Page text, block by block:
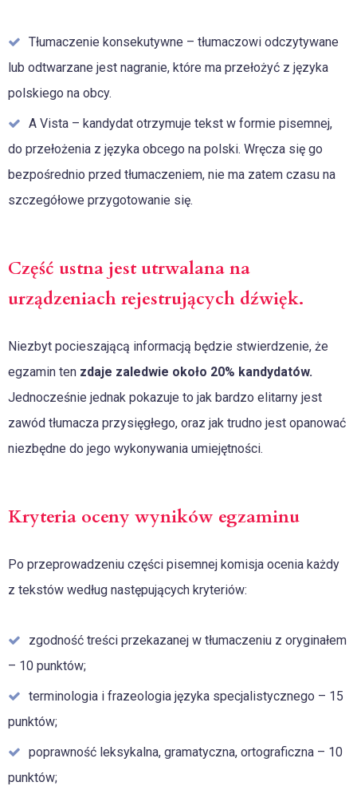
Tłumaczenie konsekutywne – tłumaczowi odczytywane
lub odtwarzane jest nagranie, które ma przełożyć z języka
polskiego na obcy.
A Vista – kandydat otrzymuje tekst w formie pisemnej,
do przełożenia z języka obcego na polski. Wręcza się go
bezpośrednio przed tłumaczeniem, nie ma zatem czasu na
szczegółowe przygotowanie się.
Część ustna jest utrwalana na
urządzeniach rejestrujących dźwięk.
Niezbyt pocieszającą informacją będzie stwierdzenie, że
egzamin ten zdaje zaledwie około 20% kandydatów.
Jednocześnie jednak pokazuje to jak bardzo elitarny jest
zawód tłumacza przysięgłego, oraz jak trudno jest opanować
niezbędne do jego wykonywania umiejętności.
Kryteria oceny wyników egzaminu
Po przeprowadzeniu części pisemnej komisja ocenia każdy
z tekstów według następujących kryteriów:
zgodność treści przekazanej w tłumaczeniu z oryginałem
– 10 punktów;
terminologia i frazeologia języka specjalistycznego – 15
punktów;
poprawność leksykalna, gramatyczna, ortograficzna – 10
punktów;